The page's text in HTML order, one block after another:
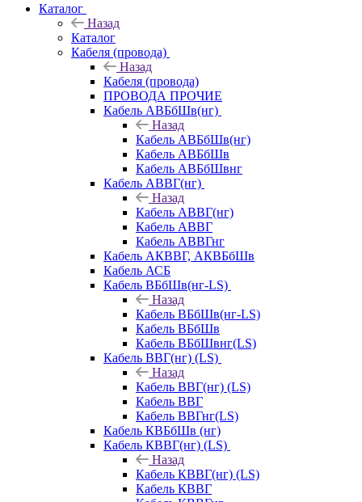
Каталог
Назад
Каталог
Кабеля (провода)
Назад
Кабеля (провода)
ПРОВОДА ПРОЧИЕ
Кабель АВБбШв(нг)
Назад
Кабель АВБбШв(нг)
Кабель АВБбШв
Кабель АВБбШвнг
Кабель АВВГ(нг)
Назад
Кабель АВВГ(нг)
Кабель АВВГ
Кабель АВВГнг
Кабель АКВВГ, АКВБбШв
Кабель АСБ
Кабель ВБбШв(нг-LS)
Назад
Кабель ВБбШв(нг-LS)
Кабель ВБбШв
Кабель ВБбШвнг(LS)
Кабель ВВГ(нг) (LS)
Назад
Кабель ВВГ(нг) (LS)
Кабель ВВГ
Кабель ВВГнг(LS)
Кабель КВБбШв (нг)
Кабель КВВГ(нг) (LS)
Назад
Кабель КВВГ(нг) (LS)
Кабель КВВГ